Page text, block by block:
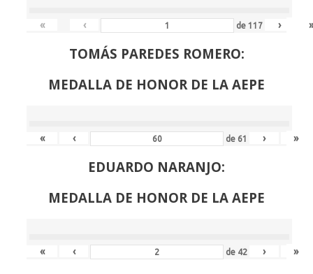
« ‹ de117 ›
TOMÁS PAREDES ROMERO:
MEDALLA DE HONOR DE LA AEPE
« ‹ de 61 › »
EDUARDO NARANJO:
MEDALLA DE HONOR DE LA AEPE
« ‹ de 42 › »